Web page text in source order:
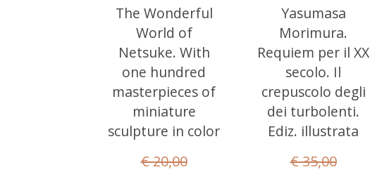
The Wonderful
World of
Netsuke. With
one hundred
masterpieces of
miniature
sculpture in color
€ 20,00
Yasumasa
Morimura.
Requiem per il XX
secolo. Il
crepuscolo degli
dei turbolenti.
Ediz. illustrata
€ 35,00